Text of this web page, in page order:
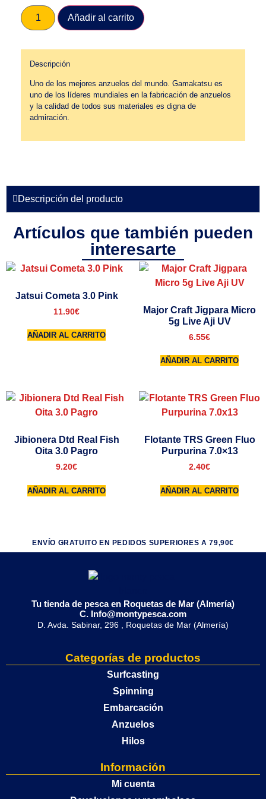
Añadir al carrito
Descripción
Uno de los mejores anzuelos del mundo. Gamakatsu es
uno de los líderes mundiales en la fabricación de anzuelos
y la calidad de todos sus materiales es digna de
admiración.
Descripción del producto
Artículos que también pueden
interesarte
Jatsui Cometa 3.0 Pink
11.90€
AÑADIR AL CARRITO
Major Craft Jigpara Micro
5g Live Aji UV
6.55€
AÑADIR AL CARRITO
Jibionera Dtd Real Fish
Oita 3.0 Pagro
9.20€
AÑADIR AL CARRITO
Flotante TRS Green Fluo
Purpurina 7.0×13
2.40€
AÑADIR AL CARRITO
ENVÍO GRATUITO EN PEDIDOS SUPERIORES A 79,90€
Tu tienda de pesca en Roquetas de Mar (Almería)
C. Info@montypesca.com
D. Avda. Sabinar, 296 , Roquetas de Mar (Almería)
Categorías de productos
Surfcasting
Spinning
Embarcación
Anzuelos
Hilos
Información
Mi cuenta